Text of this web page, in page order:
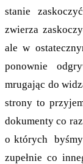
stanie
zwierza
ale w
ponownie
mrugając do
strony to
dokumenty co
o których
zupełnie co